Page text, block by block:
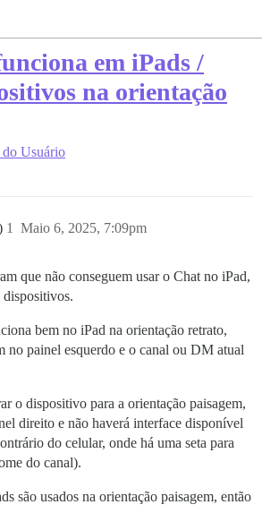
em iPads /
na orientação
Usuário
Maio 6, 2025, 7:09pm
1
que não conseguem usar o Chat no iPad,
dispositivos.
bem no iPad na orientação retrato,
no painel esquerdo e o canal ou DM atual
o dispositivo para a orientação paisagem,
direito e não haverá interface disponível
do celular, onde há uma seta para
do canal).
são usados na orientação paisagem, então